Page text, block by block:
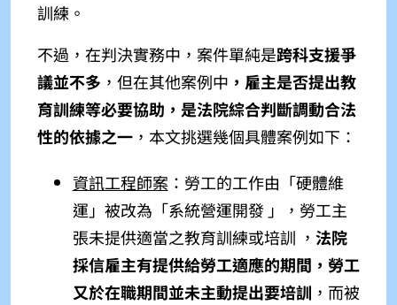
訓練。
不過，在判決實務中，案件單純是跨科支援爭
議並不多 ，但在其他案例中 ，雇主是否提出教
育訓練等必要協助，是法院綜合判斷調動合法
性的依據之一，本文挑選幾個具體案例如下：
資訊工程師案：勞工的工作由「硬體維
運」被改為「系統營運開發 」，勞工主
張未提供適當之教育訓練或培訓 ， 法院
採信雇主有提供給勞工適應的期間，勞工
又於在職期間並未主動提出要培訓 ，而被